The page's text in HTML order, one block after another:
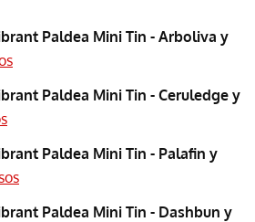
Paldea Mini Tin - Arboliva y
Paldea Mini Tin - Ceruledge y
Paldea Mini Tin - Palafin y
Paldea Mini Tin - Dashbun y